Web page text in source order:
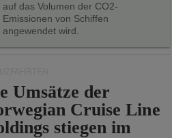
auf das Volumen der CO2-
Emissionen von Schiffen
angewendet wird.
Umsätze der
Cruise Line
stiegen im